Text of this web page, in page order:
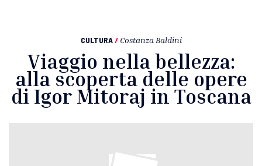
CULTURA / Costanza Baldini
Viaggio nella bellezza:
alla scoperta delle opere
di Igor Mitoraj in Toscana